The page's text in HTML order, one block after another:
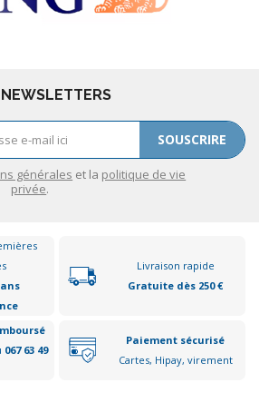
NEWSLETTERS
SOUSCRIRE
générales et la politique de vie
privée.
ans
Livraison rapide
Gratuite dès 250 €
067 63 49
Paiement sécurisé
Cartes, Hipay, virement